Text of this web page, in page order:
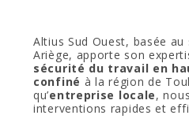
Altius Sud Ouest, basée
Ariège, apporte son
sécurité du travail en
confiné à la région de
qu’entreprise locale,
interventions rapides et